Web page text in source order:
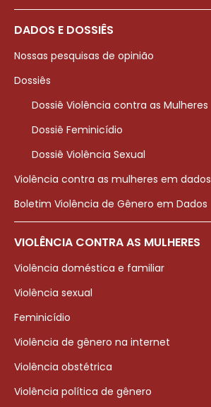
DADOS E DOSSIÊS
Nossas pesquisas de opinião
Dossiês
Dossiê Violência contra as Mulheres
Dossiê Feminicídio
Dossiê Violência Sexual
Violência contra as mulheres em dados
Boletim Violência de Gênero em Dados
VIOLÊNCIA CONTRA AS MULHERES
Violência doméstica e familiar
Violência sexual
Feminicídio
Violência de gênero na internet
Violência obstétrica
Violência política de gênero